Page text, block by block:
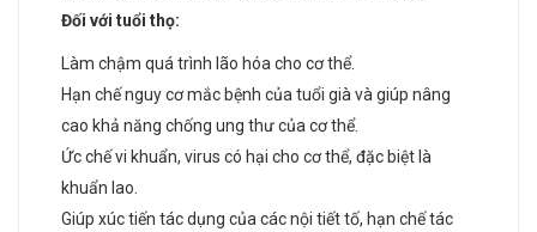
Đối với tuổi thọ:
Làm chậm quá trình lão hóa cho cơ thể.
Hạn chế nguy cơ mắc bệnh của tuổi già và giúp nâng
cao khả năng chống ung thư của cơ thể.
Ức chế vi khuẩn, virus có hại cho cơ thể, đặc biệt là
khuẩn lao.
Giúp xúc tiến tác dụng của các nội tiết tố, hạn chế tác